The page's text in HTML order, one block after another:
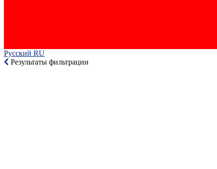
Русский RU‎
Результаты фильтрации